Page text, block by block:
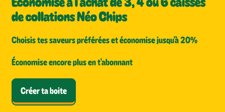
de collations Néo Chips
Choisis tes saveurs préférées et économise jusqu'à 20%
Économise encore plus en t'abonnant
Créer ta boite